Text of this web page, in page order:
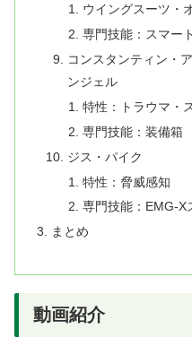
ウイングスーツ・
専門技能：スマー
コンスタンティン・
ンジェル
特性：トラウマ・
専門技能：装備箱
ジス・パイク
特性：脅威感知
専門技能：EMG-X
まとめ
動画紹介